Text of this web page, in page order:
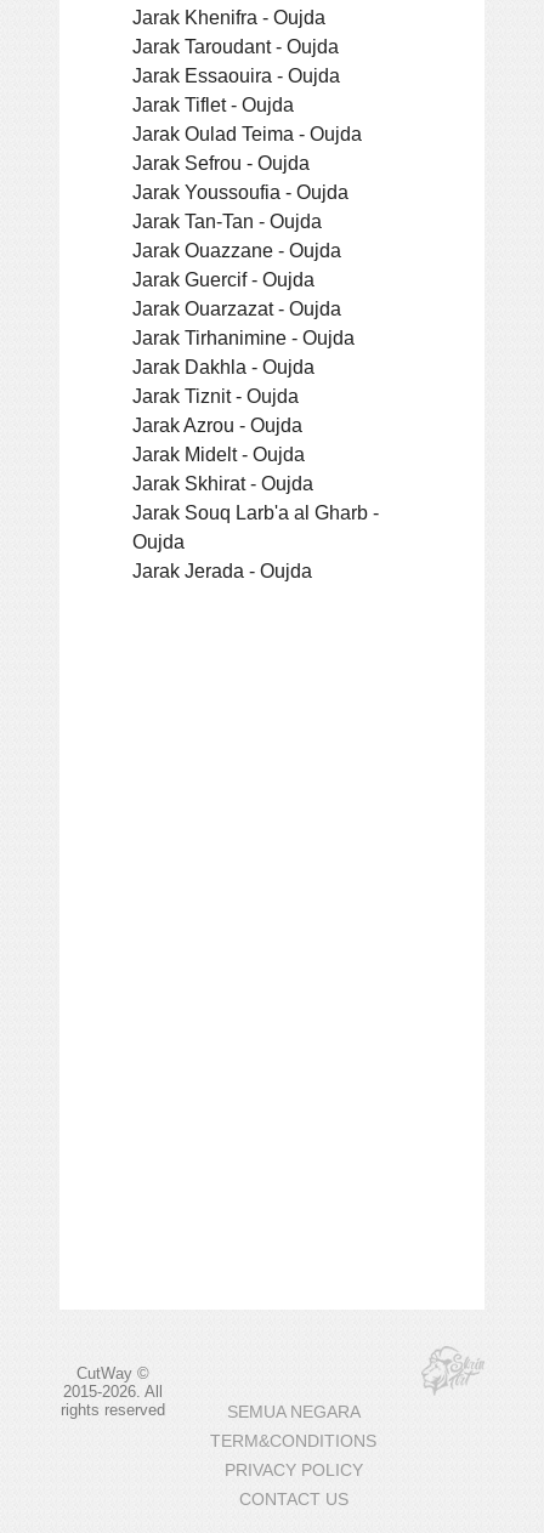
Jarak Khenifra - Oujda
Jarak Taroudant - Oujda
Jarak Essaouira - Oujda
Jarak Tiflet - Oujda
Jarak Oulad Teima - Oujda
Jarak Sefrou - Oujda
Jarak Youssoufia - Oujda
Jarak Tan-Tan - Oujda
Jarak Ouazzane - Oujda
Jarak Guercif - Oujda
Jarak Ouarzazat - Oujda
Jarak Tirhanimine - Oujda
Jarak Dakhla - Oujda
Jarak Tiznit - Oujda
Jarak Azrou - Oujda
Jarak Midelt - Oujda
Jarak Skhirat - Oujda
Jarak Souq Larb'a al Gharb -
Oujda
Jarak Jerada - Oujda
CutWay ©
2015-2026. All
rights reserved
SEMUA NEGARA
TERM&CONDITIONS
PRIVACY POLICY
CONTACT US